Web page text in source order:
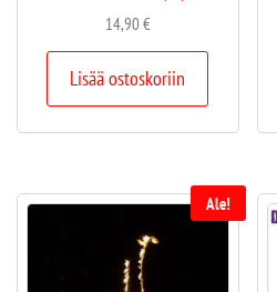
14,90€
Lisää ostoskoriin
Ale!